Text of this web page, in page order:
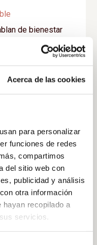
Acerca de las cookies
para personalizar
funciones de redes
compartimos
del sitio web con
publicidad y análisis
otra información
hayan recopilado a
servicios.
de bienestar
dice y lo que
a día, muchas
Diseñar una
en añadir un par
Se trata de...